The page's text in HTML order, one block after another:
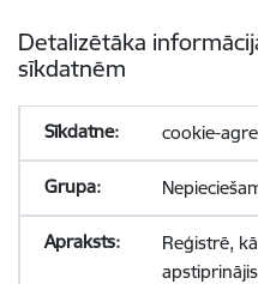
Detalizētāka
sīkdatnēm
cookie-
Reģistrē,